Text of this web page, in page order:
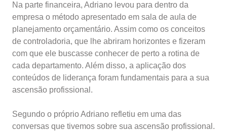
Na parte financeira, Adriano levou para dentro da
empresa o método apresentado em sala de aula de
planejamento orçamentário. Assim como os conceitos
de controladoria, que lhe abriram horizontes e fizeram
com que ele buscasse conhecer de perto a rotina de
cada departamento. Além disso, a aplicação dos
conteúdos de liderança foram fundamentais para a sua
ascensão profissional.
Segundo o próprio Adriano refletiu em uma das
conversas que tivemos sobre sua ascensão profissional.